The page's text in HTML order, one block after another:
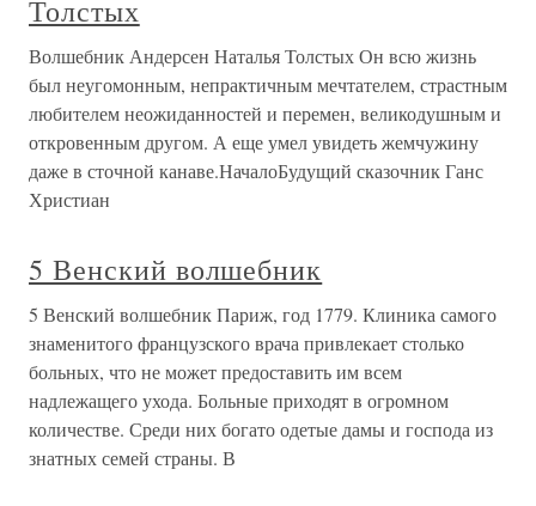
Толстых
Волшебник Андерсен Наталья Толстых Он всю жизнь
был неугомонным, непрактичным мечтателем, страстным
любителем неожиданностей и перемен, великодушным и
откровенным другом. А еще умел увидеть жемчужину
даже в сточной канаве.НачалоБудущий сказочник Ганс
Христиан
5 Венский волшебник
5 Венский волшебник Париж, год 1779. Клиника самого
знаменитого французского врача привлекает столько
больных, что не может предоставить им всем
надлежащего ухода. Больные приходят в огромном
количестве. Среди них богато одетые дамы и господа из
знатных семей страны. В